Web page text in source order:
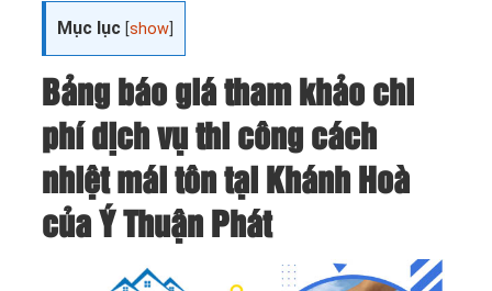
Mục lục [show
Bảng báo giá tham khảo chi
phí dịch vụ thi công cách
nhiệt mái tôn tại Khánh Hoà
của Ý Thuận Phát